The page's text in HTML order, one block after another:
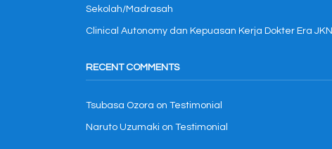
Sekolah/Madrasah
Clinical Autonomy dan Kepuasan Kerja Dokter Era JKN
RECENT COMMENTS
Tsubasa Ozora on Testimonial
Naruto Uzumaki on Testimonial